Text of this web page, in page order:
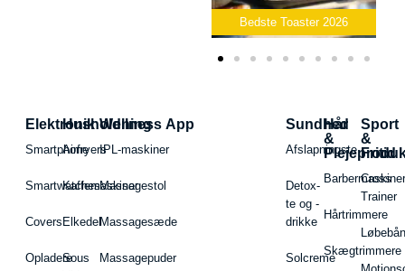
Bedste Toaster 2026 Bedste Elkedel
Elektronik
Smartphone
Smartwatches
Covers
Opladere
Husholdning
Airfryers
Kaffemaskiner
Elkedel
Sous
Wellness App
IPL-maskiner
Massagestol
Massagesæde
Massagepuder
Sundhed
Afslapningste
Detox-
te og -
drikke
Solcreme
Hår
&
Hårtrimmere
Skægtrimmere
Sport
&
Fritid
Cross
Trainer